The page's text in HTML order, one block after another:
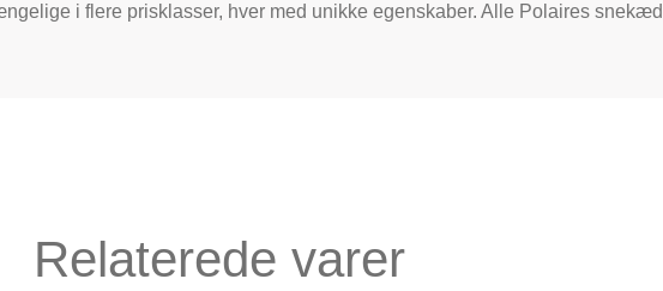
i flere prisklasser, hver med unikke egenskaber. Alle Polaires
Relaterede varer